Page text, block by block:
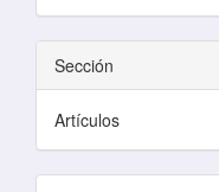
Sección
Artículos